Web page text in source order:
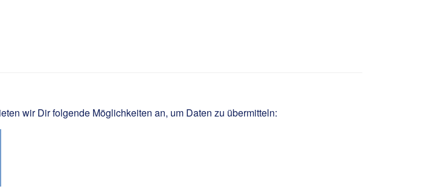
m/w/d
wir Dir folgende Möglichkeiten an, um Daten zu übermitteln: